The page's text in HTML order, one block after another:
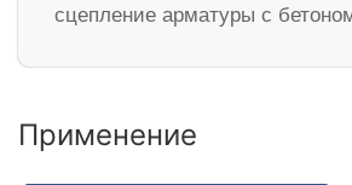
сцепление арматуры с
Применение